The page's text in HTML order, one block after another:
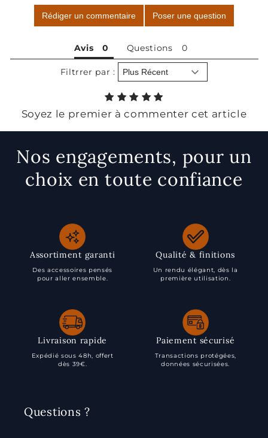
Rédiger un commentaire Poser une question
Avis Questions
Filtrrer par :
Soyez le premier à commenter cet article
Nos engagements, pour un
choix en toute confiance
Assortiment garanti
Des accessoires pensés
pour aller ensemble.
Qualité & finitions
Un rendu élégant, dès la
première utilisation.
Livraison rapide
Expédié sous 48h, offert
dès 39€.
Paiement sécurisé
Transactions protégées,
données sécurisées.
Questions ?